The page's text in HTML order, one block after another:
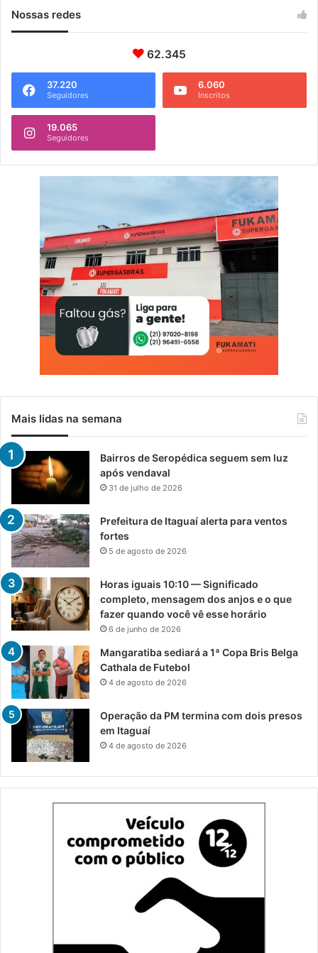
Nossas redes
62.345
37.220
Seguidores
6.060
Inscritos
19.065
Seguidores
Mais lidas na semana
Bairros de Seropédica seguem sem luz
após vendaval
31 de julho de 2026
Prefeitura de Itaguaí alerta para ventos
fortes
5 de agosto de 2026
Horas iguais 10:10 — Significado
completo, mensagem dos anjos e o que
fazer quando você vê esse horário
6 de junho de 2026
Mangaratiba sediará a 1ª Copa Bris Belga
Cathala de Futebol
4 de agosto de 2026
Operação da PM termina com dois presos
em Itaguaí
4 de agosto de 2026